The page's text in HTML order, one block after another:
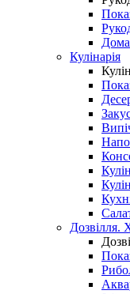
Кулінарія
Дозвілля.